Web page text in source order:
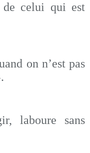
celui qui est
on n’est pas
laboure sans